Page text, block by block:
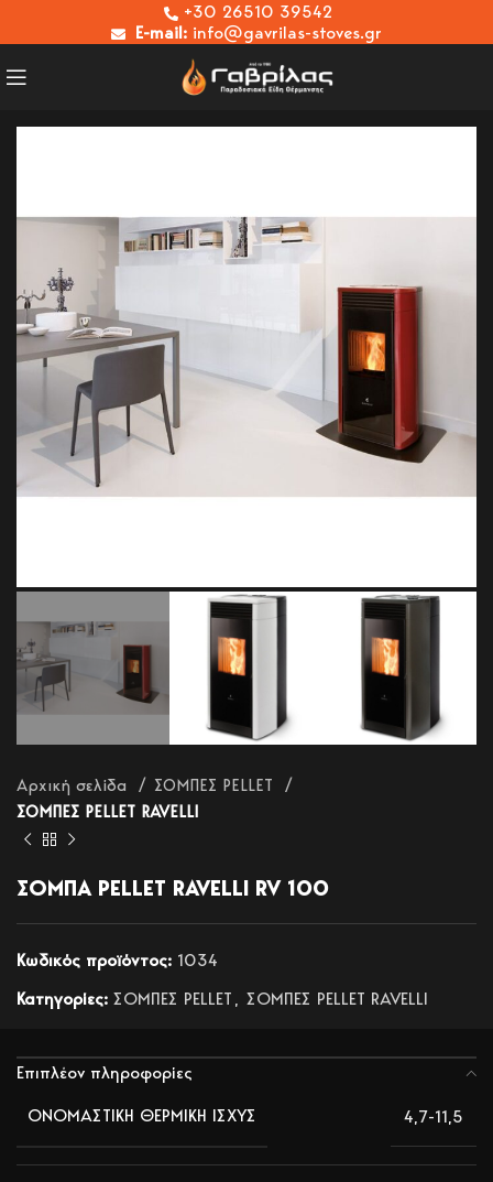
+30 26510 39542
E-mail: info@gavrilas-stoves.gr
Αρχική σελίδα
ΣΟΜΠΕΣ PELLET
ΣΟΜΠΕΣ PELLET RAVELLI
ΣΟΜΠΑ PELLET RAVELLI RV 100
Κωδικός προϊόντος: 1034
Κατηγορίες: ΣΟΜΠΕΣ PELLET , ΣΟΜΠΕΣ PELLET RAVELLI
Επιπλέον πληροφορίες
ΟΝΟΜΑΣΤΙΚΗ ΘΕΡΜΙΚΗ ΙΣΧΥΣ 4,7-11,5